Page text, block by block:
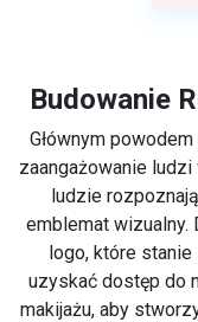
Budowanie
Głównym
zaangażowanie
ludzie
emblemat wizualny.
logo, które
uzyskać dostęp do
makijażu, aby